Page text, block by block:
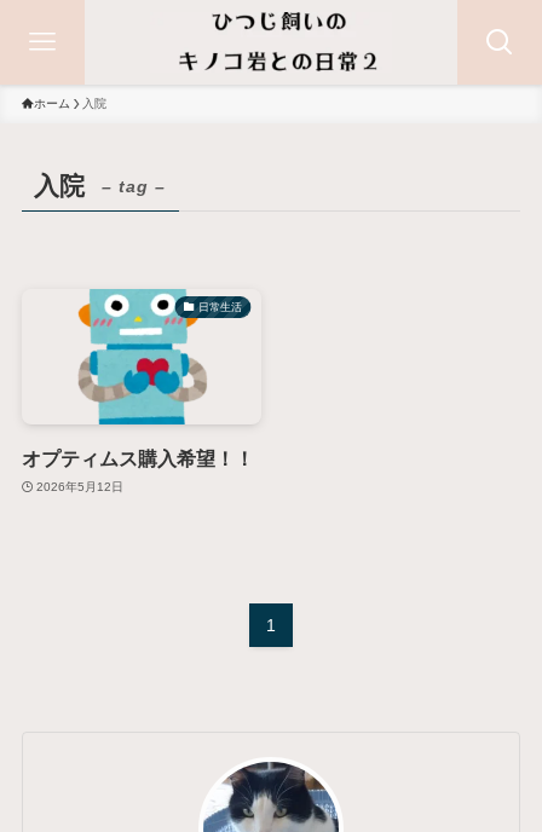
ホーム 入院
入院 – tag –
日常生活
オプティムス購入希望！！
2026年5月12日
1